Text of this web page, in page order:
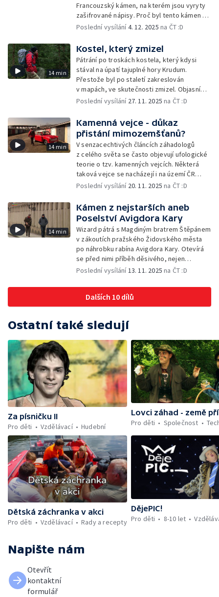
Francouzský kámen, na kterém jsou vyryty
zašifrované nápisy. Proč byl tento kámen na
kopci vztyčen?
Poslední vysílání4. 12. 2025 na ČT :D
14 min
Kostel, který zmizel
Pátrání po troskách kostela, který kdysi
stával na úpatí tajuplné hory Krudum.
Přestože byl po staletí zakreslován
v mapách, ve skutečnosti zmizel. Objasní
tuto záhadu Wizard?
Poslední vysílání 27. 11. 2025 na ČT :D
14 min
Kamenná vejce - důkaz
přistání mimozemšťanů?
V senzacechtivých článcích záhadologů
z celého světa se často objevují ufologické
teorie o tzv. kamenných vejcích. Některá
taková vejce se nacházejí i na území ČR
a Wizard se pokusí jejich původ vědecky
Poslední vysílání 20. 11. 2025 na ČT :D
14 min
Kámen z nejstarších aneb
Poselství Avigdora Kary
Wizard pátrá s Magdiným bratrem Štěpánem
v zákoutích pražského Židovského města
po náhrobku rabína Avigdora Kary. Otevírá
se před nimi příběh děsivého, nejen
středověkého vraždění Židů
Poslední vysílání13. 11. 2025 na ČT :D
Dalších 10 dílů
Ostatní také sledují
Za písničku II
Pro děti
Vzdělávací Hudební
Lovci záhad - země
Pro děti
Společnost
Dětská záchranka v akci
Pro děti
Vzdělávací Rady a recepty
DějePIC!
Pro děti
8-10 let
Napište nám
Otevřít
kontaktní
formulář